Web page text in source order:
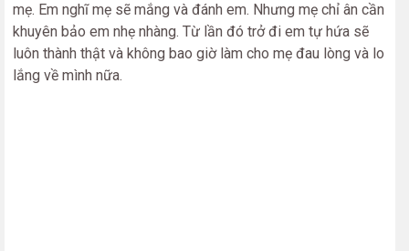
mẹ. Em nghĩ mẹ sẽ mắng và đánh em. Nhưng mẹ chỉ ân cần
khuyên bảo em nhẹ nhàng. Từ lần đó trở đi em tự hứa sẽ
luôn thành thật và không bao giờ làm cho mẹ đau lòng và lo
lắng về mình nữa.